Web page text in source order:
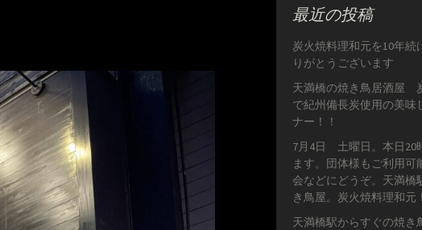
最近の投稿
炭火焼料理和元を10年続
りがとうございます
天満橋の焼き鳥居酒屋
で紀州備長炭使用の美味
ナー！！
7月4日 土曜日。本日20
ます。団体様もご利用可
会などにどうぞ。天満橋
き鳥屋。炭火焼料理和元！
天満橋駅からすぐの焼き